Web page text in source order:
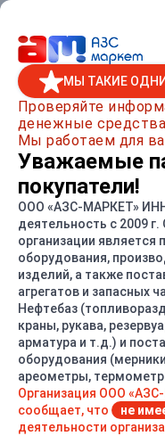
Главная / Каталог
Мерник М2Р-
сталь, С
слив
МЫ ТАКИЕ ОДНИ
Проверяйте
денежные
Мы работаем для
Уважаемые
покупатели!
ООО «АЗС-МАРКЕТ»
деятельность с 2009
организации является
оборудования,
изделий, а также
агрегатов и запасных
Нефтебаз
краны, рукава,
арматура и т.д.) и
оборудования
ареометры,
Организация ООО
сообщает, что
не
деятельности